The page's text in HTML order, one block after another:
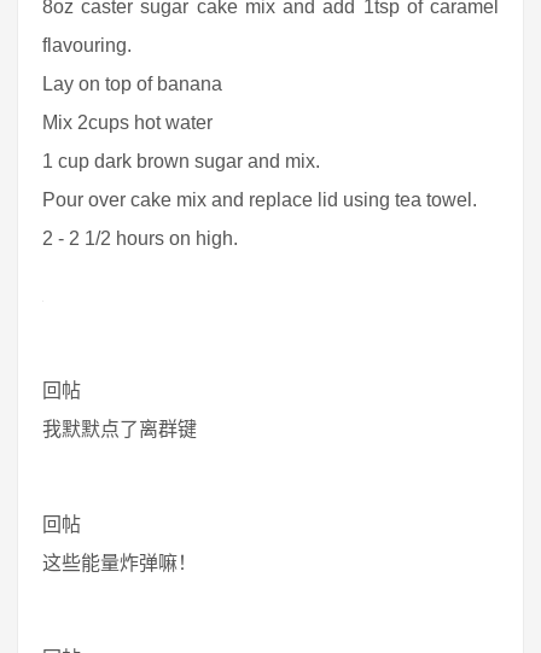
8oz caster sugar cake mix and add 1tsp of caramel
flavouring.
Lay on top of banana
Mix 2cups hot water
1 cup dark brown sugar and mix.
Pour over cake mix and replace lid using tea towel.
2 - 2 1/2 hours on high.
回帖
我默默点了离群键
回帖
这些能量炸弹嘛！